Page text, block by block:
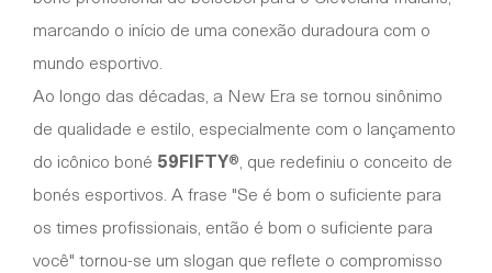
marcando o início de uma conexão duradoura com o
mundo esportivo.
Ao longo das décadas, a New Era se tornou sinônimo
de qualidade e estilo, especialmente com o lançamento
do icônico boné 59FIFTY®, que redefiniu o conceito de
bonés esportivos. A frase "Se é bom o suficiente para
os times profissionais, então é bom o suficiente para
você" tornou-se um slogan que reflete o compromisso